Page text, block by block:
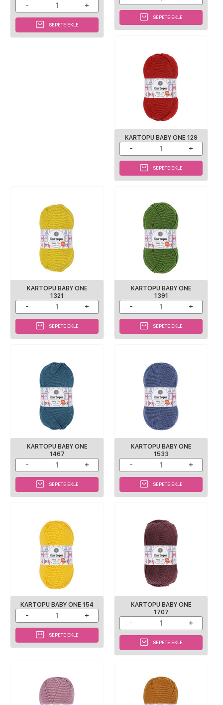
SEPETE EKLE
SEPETE EKLE
KARTOPU BABY ONE 129
SEPETE EKLE
KARTOPU BABY ONE
1321
SEPETE EKLE
KARTOPU BABY ONE
1391
SEPETE EKLE
KARTOPU BABY ONE
1467
SEPETE EKLE
KARTOPU BABY ONE
1533
SEPETE EKLE
KARTOPU BABY ONE 154
SEPETE EKLE
KARTOPU BABY ONE
1707
SEPETE EKLE